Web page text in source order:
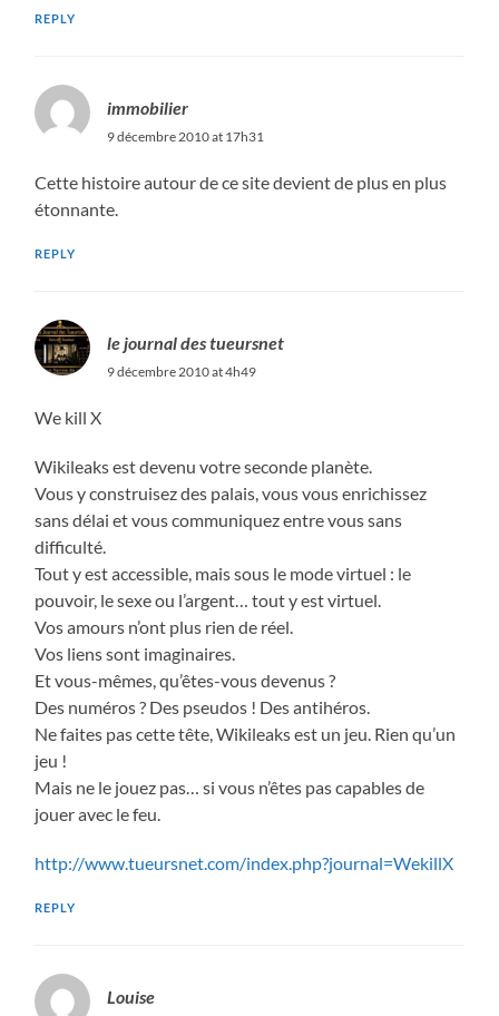
REPLY
immobilier
9 décembre 2010 at 17h31
Cette histoire autour de ce site devient de plus en plus
étonnante.
REPLY
le journal des tueursnet
9 décembre 2010 at 4h49
We kill X
Wikileaks est devenu votre seconde planète.
Vous y construisez des palais, vous vous enrichissez
sans délai et vous communiquez entre vous sans
difficulté.
Tout y est accessible, mais sous le mode virtuel : le
pouvoir, le sexe ou l’argent… tout y est virtuel.
Vos amours n’ont plus rien de réel.
Vos liens sont imaginaires.
Et vous-mêmes, qu’êtes-vous devenus ?
Des numéros ? Des pseudos ! Des antihéros.
Ne faites pas cette tête, Wikileaks est un jeu. Rien qu’un
jeu !
Mais ne le jouez pas… si vous n’êtes pas capables de
jouer avec le feu.
http://www.tueursnet.com/index.php?journal=WekillX
REPLY
Louise